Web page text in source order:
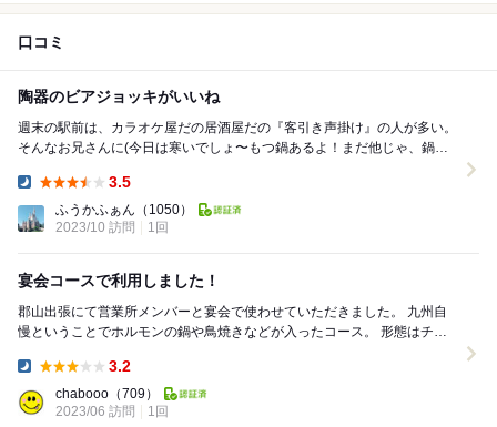
口コミ
陶器のビアジョッキがいいね
週末の駅前は、カラオケ屋だの居酒屋だの『客引き声掛け』の人が多い。
そんなお兄さんに(今日は寒いでしょ〜もつ鍋あるよ！まだ他じゃ、鍋や
3.5
ふうかふぁん （1050）
2023/10 訪問
1回
宴会コースで利用しました！
郡山出張にて営業所メンバーと宴会で使わせていただきました。 九州自
慢ということでホルモンの鍋や鳥焼きなどが入ったコース。 形態はチェ
3.2
chabooo （709）
2023/06 訪問
1回